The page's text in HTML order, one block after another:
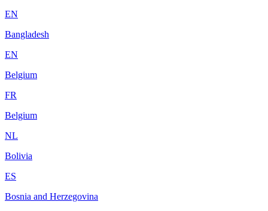
EN
Bangladesh
EN
Belgium
FR
Belgium
NL
Bolivia
ES
Bosnia and Herzegovina